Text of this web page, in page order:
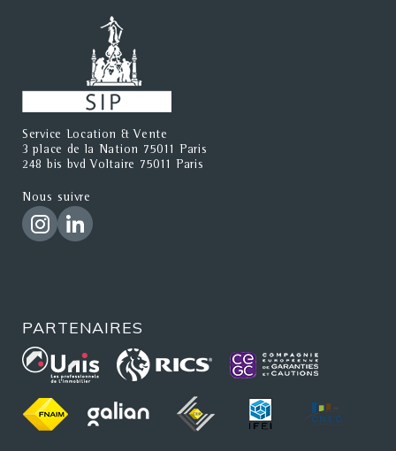
Service Location & Vente
3 place de la Nation 75011 Paris
248 bis bvd Voltaire 75011 Paris
Nous suivre
PARTENAIRES